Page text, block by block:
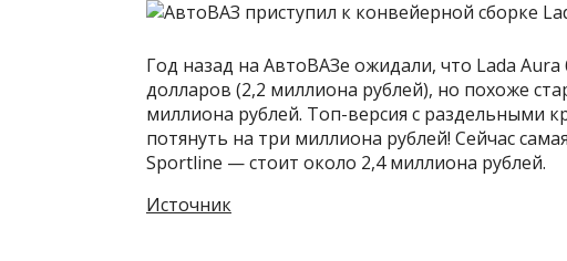
Год назад на АвтоВАЗе ожидали, что Lada Aura
долларов (2,2 миллиона рублей), но похоже
миллиона рублей. Топ-версия с раздельными
потянуть на три миллиона рублей! Сейчас
Sportline — стоит около 2,4 миллиона рублей.
Источник